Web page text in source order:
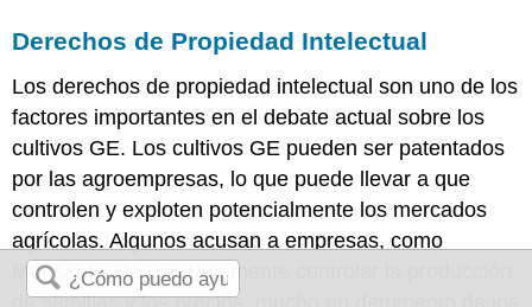
Derechos de Propiedad Intelectual
Los derechos de propiedad intelectual son uno de los
factores importantes en el debate actual sobre los
cultivos GE. Los cultivos GE pueden ser patentados
por las agroempresas, lo que puede llevar a que
controlen y exploten potencialmente los mercados
agrícolas. Algunos acusan a empresas, como
Monsanto, de presuntamente controlar la producción
de semillas y los precios, mucho en detrimento de los